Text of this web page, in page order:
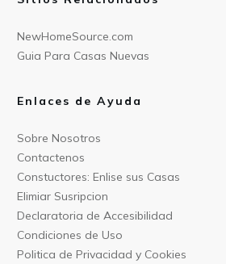
NewHomeSource.com
Guia Para Casas Nuevas
Enlaces de Ayuda
Sobre Nosotros
Contactenos
Constuctores: Enlise sus Casas
Elimiar Susripcion
Declaratoria de Accesibilidad
Condiciones de Uso
Politica de Privacidad y Cookies